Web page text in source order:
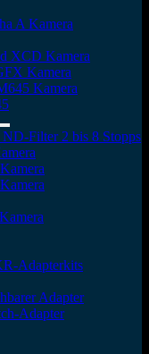
A Kamera
XCD Kamera
Kamera
Kamera
Filter 2 bis 8 Stopps
Adapterkits
Adapter
Adapter